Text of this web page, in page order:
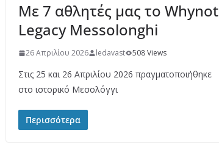
Με 7 αθλητές μας το Whynot
Legacy Messolonghi
26 Απριλίου 2026 ledavast 508 Views
Στις 25 και 26 Απριλίου 2026 πραγματοποιήθηκε
στο ιστορικό Μεσολόγγι
Περισσότερα